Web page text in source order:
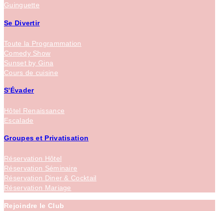
Guinguette
Se Divertir
Toute la Programmation
Comedy Show
Sunset by Gina
Cours de cuisine
S'Évader
Hôtel Renaissance
Escalade
Groupes et Privatisation
Réservation Hôtel
Réservation Séminaire
Réservation Diner & Cocktail
Réservation Mariage
Rejoindre le Club